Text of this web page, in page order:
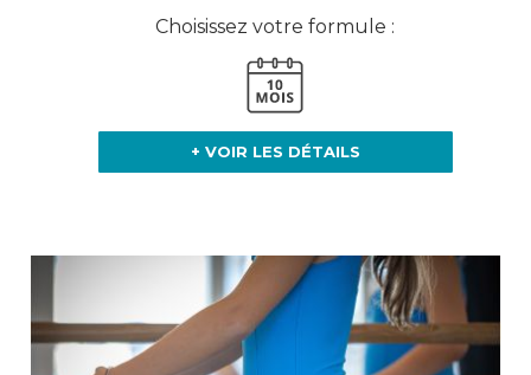
Choisissez votre formule :
+ VOIR LES DÉTAILS